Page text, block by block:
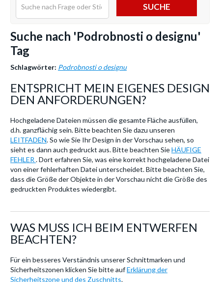
SUCHE
Suche nach 'Podrobnosti o designu'
Tag
Schlagwörter: Podrobnosti o designu
ENTSPRICHT MEIN EIGENES DESIGN
DEN ANFORDERUNGEN?
Hochgeladene Dateien müssen die gesamte Fläche ausfüllen,
d.h. ganzflächig sein. Bitte beachten Sie dazu unseren
LEITFADEN. So wie Sie Ihr Design in der Vorschau sehen, so
sieht es dann auch gedruckt aus. Bitte beachten SieHÄUFIGE
FEHLER . Dort erfahren Sie, was eine korrekt hochgeladene Datei
von einer fehlerhaften Datei unterscheidet. Bitte beachten Sie,
dass die Größe der Objekte in der Vorschau nicht die Größe des
gedruckten Produktes wiedergibt.
WAS MUSS ICH BEIM ENTWERFEN
BEACHTEN?
Für ein besseres Verständnis unserer Schnittmarken und
Sicherheitszonen klicken Sie bitte aufErklärung der
Sicherheitszone und des Zuschnitts.